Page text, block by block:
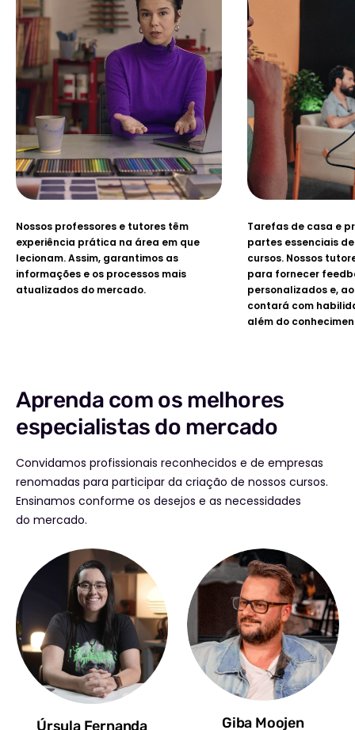
Nossos professores e tutores têm
experiência prática na área em que
lecionam. Assim, garantimos as
informações e os processos mais
atualizados do mercado.
Tarefas de casa e
partes essenciais
cursos. Nossos
para fornecer
personalizados e,
contará com
além do
Aprenda com os melhores
especialistas do mercado
Convidamos profissionais reconhecidos e de empresas
renomadas para participar da criação de nossos cursos.
Ensinamos conforme os desejos e as necessidades
do mercado.
Úrsula Fernanda Giba Moojen